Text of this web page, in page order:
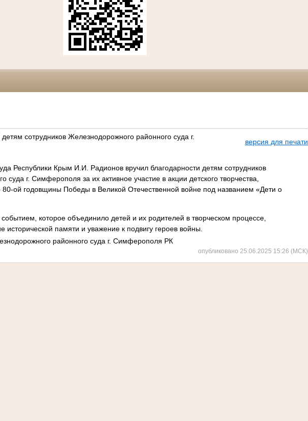
сотрудников Железнодорожного районного суда г.
версия для печати
Республики Крым И.И. Радионов вручил благодарности детям сотрудников
суда г. Симферополя за их активное участие в акции детского творчества,
ой годовщины Победы в Великой Отечественной войне под названием «Дети о
которое объединило детей и их родителей в творческом процессе,
исторической памяти и уважение к подвигу героев войны.
районного суда г. Симферополя РК
опубликовано 25.06.2025 15:26 (МСК)